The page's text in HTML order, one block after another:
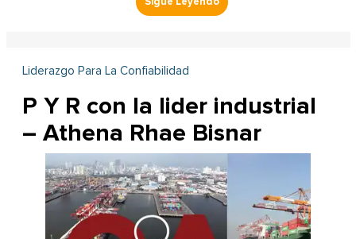
Liderazgo Para La Confiabilidad
P Y R con la lider industrial
– Athena Rhae Bisnar